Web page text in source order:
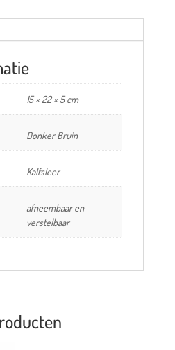
15 × 22 × 5 cm
Donker Bruin
Kalfsleer
afneembaar en
verstelbaar